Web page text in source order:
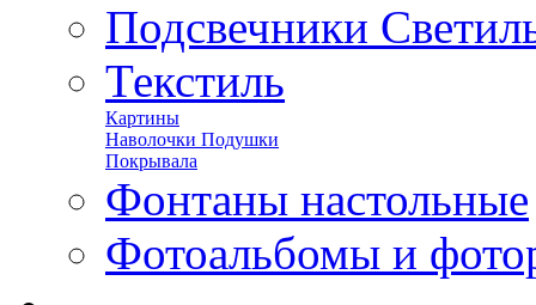
Подсвечники
Текстиль
Картины
Наволочки Подушки
Покрывала
Фонтаны настольные
Фотоальбомы и